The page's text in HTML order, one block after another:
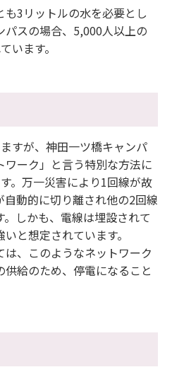
3リットルの水を必要とし
パスの場合、5,000人以上の
います。
すが、神田一ツ橋キャンパ
ーク」と言う特別な方法に
。万一災害により1回線が故
動的に切り離され他の2回線
しかも、電線は埋設されて
と想定されています。
、このようなネットワーク
給のため、停電になること